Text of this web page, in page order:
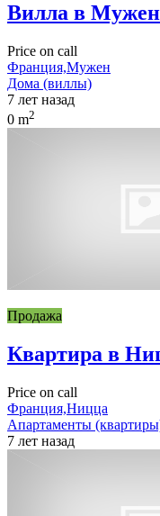
Вилла в
Price on call
Франция,Мужен
Дома (виллы)
7 лет назад
0 m2
Продажа
Квартира в
Price on call
Франция,Ницца
Апартаменты
7 лет назад